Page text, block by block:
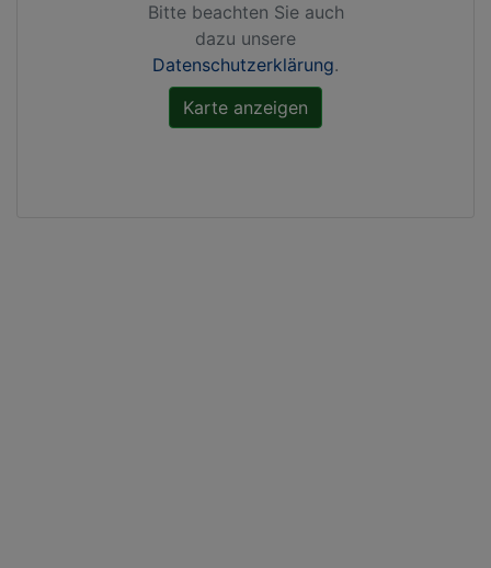
Bitte beachten Sie auch
dazu unsere
Datenschutzerklärung.